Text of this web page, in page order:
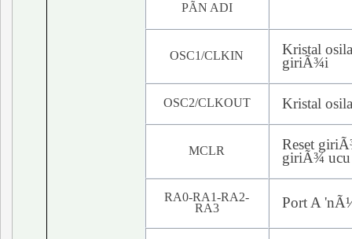
PÃN ADI
OSC1/CLKIN Kristal
giriÃ¾i
OSC2/CLKOUT Kristal
MCLR Reset
giriÃ¾ ucu
RA0-RA1-RA2-
RA3
Port A '